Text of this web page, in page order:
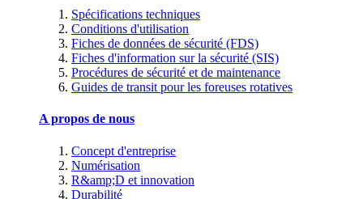
Spécifications techniques
Conditions d'utilisation
Fiches de données de sécurité (FDS)
Fiches d'information sur la sécurité (SIS)
Procédures de sécurité et de maintenance
Guides de transit pour les foreuses rotatives
A propos de nous
Concept d'entreprise
Numérisation
R&amp;D et innovation
Durabilité